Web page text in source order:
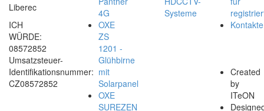
Liberec
ICH
WÜRDE:
08572852
Umsatzsteuer-
Identifikationsnummer:
CZ08572852
4G
OXE
ZS
1201 -
Glühbirne
mit
Solarpanel
OXE
SUREZEN
Systeme
Kontakte
Created
by
ITeON